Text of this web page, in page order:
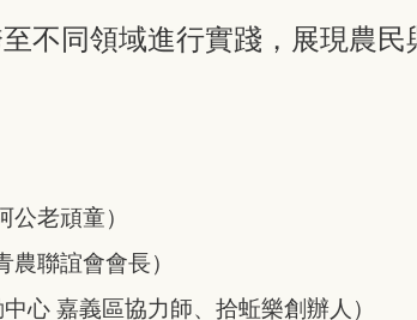
不同領域進行實踐，展現農民
老頑童）
農聯誼會會長）
心 嘉義區協力師、拾蚯樂創辦人）